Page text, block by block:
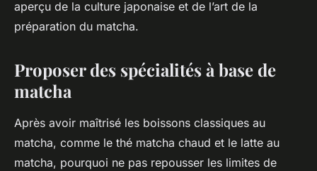
aperçu de la culture japonaise et de l’art de la
préparation du matcha.
Proposer des spécialités à base de
matcha
Après avoir maîtrisé les boissons classiques au
matcha, comme le thé matcha chaud et le latte au
matcha, pourquoi ne pas repousser les limites de